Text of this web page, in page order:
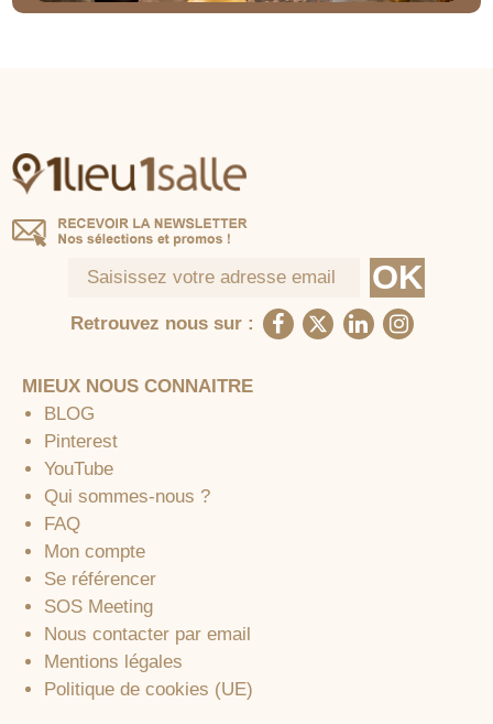
Retrouvez nous sur :
MIEUX NOUS CONNAITRE
BLOG
Pinterest
YouTube
Qui sommes-nous ?
FAQ
Mon compte
Se référencer
SOS Meeting
Nous contacter par email
Mentions légales
Politique de cookies (UE)